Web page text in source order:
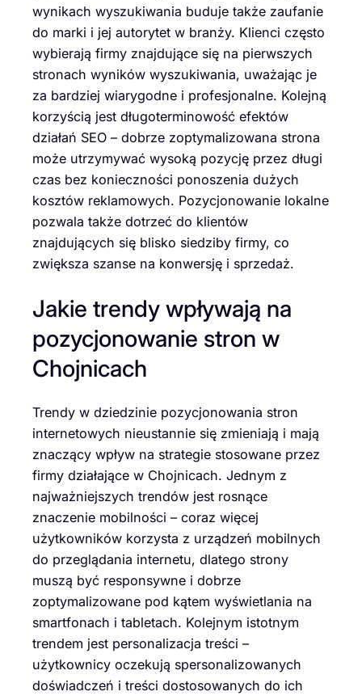
wynikach wyszukiwania buduje także zaufanie
do marki i jej autorytet w branży. Klienci często
wybierają firmy znajdujące się na pierwszych
stronach wyników wyszukiwania, uważając je
za bardziej wiarygodne i profesjonalne. Kolejną
korzyścią jest długoterminowość efektów
działań SEO – dobrze zoptymalizowana strona
może utrzymywać wysoką pozycję przez długi
czas bez konieczności ponoszenia dużych
kosztów reklamowych. Pozycjonowanie lokalne
pozwala także dotrzeć do klientów
znajdujących się blisko siedziby firmy, co
zwiększa szanse na konwersję i sprzedaż.
Jakie trendy wpływają na
pozycjonowanie stron w
Chojnicach
Trendy w dziedzinie pozycjonowania stron
internetowych nieustannie się zmieniają i mają
znaczący wpływ na strategie stosowane przez
firmy działające w Chojnicach. Jednym z
najważniejszych trendów jest rosnące
znaczenie mobilności – coraz więcej
użytkowników korzysta z urządzeń mobilnych
do przeglądania internetu, dlatego strony
muszą być responsywne i dobrze
zoptymalizowane pod kątem wyświetlania na
smartfonach i tabletach. Kolejnym istotnym
trendem jest personalizacja treści –
użytkownicy oczekują spersonalizowanych
doświadczeń i treści dostosowanych do ich